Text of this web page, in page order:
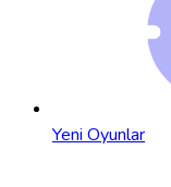
Yeni Oyunlar